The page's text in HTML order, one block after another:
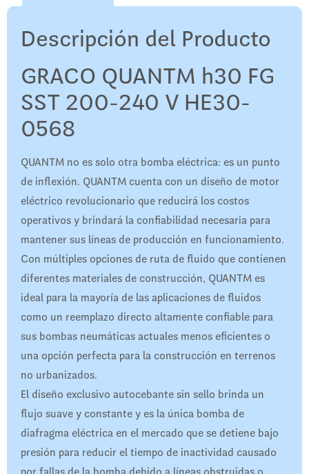
Descripción del Producto
GRACO QUANTM h30 FG
SST 200-240 V HE30-
0568
QUANTM no es solo otra bomba eléctrica: es un punto
de inflexión. QUANTM cuenta con un diseño de motor
eléctrico revolucionario que reducirá los costos
operativos y brindará la confiabilidad necesaria para
mantener sus líneas de producción en funcionamiento.
Con múltiples opciones de ruta de fluido que contienen
diferentes materiales de construcción, QUANTM es
ideal para la mayoría de las aplicaciones de fluidos
como un reemplazo directo altamente confiable para
sus bombas neumáticas actuales menos eficientes o
una opción perfecta para la construcción en terrenos
no urbanizados.
El diseño exclusivo autocebante sin sello brinda un
flujo suave y constante y es la única bomba de
diafragma eléctrica en el mercado que se detiene bajo
presión para reducir el tiempo de inactividad causado